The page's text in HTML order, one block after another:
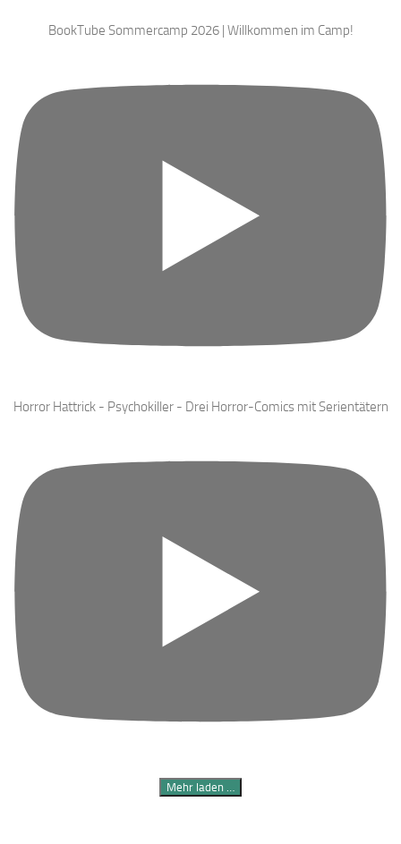
BookTube Sommercamp 2026 | Willkommen im Camp!
Horror Hattrick - Psychokiller - Drei Horror-Comics mit Serientätern
Mehr laden …